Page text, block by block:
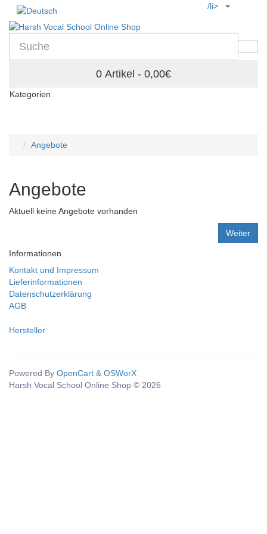
/li>
0 Artikel - 0,00€
Kategorien
Angebote
Angebote
Aktuell keine Angebote vorhanden
Weiter
Informationen
Kontakt und Impressum
Lieferinformationen
Datenschutzerklärung
AGB
Hersteller
Powered By OpenCart & OSWorX
Harsh Vocal School Online Shop © 2026